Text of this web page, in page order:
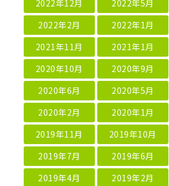
2022年12月
2022年5月
2022年2月
2022年1月
2021年11月
2021年1月
2020年10月
2020年9月
2020年6月
2020年5月
2020年2月
2020年1月
2019年11月
2019年10月
2019年7月
2019年6月
2019年4月
2019年2月